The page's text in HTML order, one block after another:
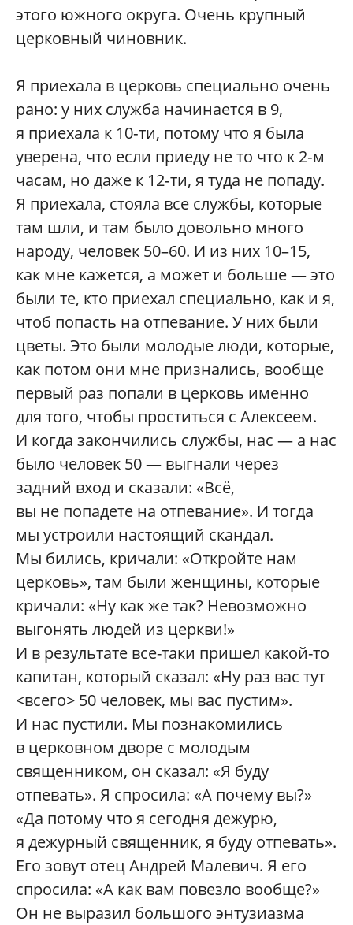
этого южного округа. Очень крупный
церковный чиновник.
Я приехала в церковь специально очень
рано: у них служба начинается в 9,
я приехала к 10‑ти, потому что я была
уверена, что если приеду не то что к 2‑м
часам, но даже к 12‑ти, я туда не попаду.
Я приехала, стояла все службы, которые
там шли, и там было довольно много
народу, человек 50–60. И из них 10–15,
как мне кажется, а может и больше — это
были те, кто приехал специально, как и я,
чтоб попасть на отпевание. У них были
цветы. Это были молодые люди, которые,
как потом они мне признались, вообще
первый раз попали в церковь именно
для того, чтобы проститься с Алексеем.
И когда закончились службы, нас — а нас
было человек 50 — выгнали через
задний вход и сказали: «Всё,
вы не попадете на отпевание». И тогда
мы устроили настоящий скандал.
Мы бились, кричали: «Откройте нам
церковь», там были женщины, которые
кричали: «Ну как же так? Невозможно
выгонять людей из церкви!»
И в результате все-таки пришел какой-то
капитан, который сказал: «Ну раз вас тут
<всего> 50 человек, мы вас пустим».
И нас пустили. Мы познакомились
в церковном дворе с молодым
священником, он сказал: «Я буду
отпевать». Я спросила: «А почему вы?»
«Да потому что я сегодня дежурю,
я дежурный священник, я буду отпевать».
Его зовут отец Андрей Малевич. Я его
спросила: «А как вам повезло вообще?»
Он не выразил большого энтузиазма